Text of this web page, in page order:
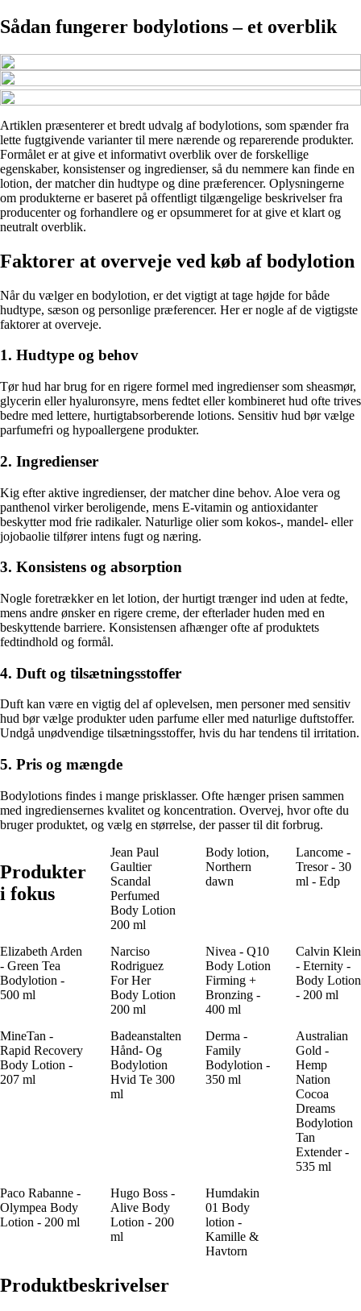
Sådan fungerer bodylotions – et overblik
Artiklen præsenterer et bredt udvalg af bodylotions, som spænder fra
lette fugtgivende varianter til mere nærende og reparerende produkter.
Formålet er at give et informativt overblik over de forskellige
egenskaber, konsistenser og ingredienser, så du nemmere kan finde en
lotion, der matcher din hudtype og dine præferencer. Oplysningerne
om produkterne er baseret på offentligt tilgængelige beskrivelser fra
producenter og forhandlere og er opsummeret for at give et klart og
neutralt overblik.
Faktorer at overveje ved køb af bodylotion
Når du vælger en bodylotion, er det vigtigt at tage højde for både
hudtype, sæson og personlige præferencer. Her er nogle af de vigtigste
faktorer at overveje.
1. Hudtype og behov
Tør hud har brug for en rigere formel med ingredienser som sheasmør,
glycerin eller hyaluronsyre, mens fedtet eller kombineret hud ofte trives
bedre med lettere, hurtigtabsorberende lotions. Sensitiv hud bør vælge
parfumefri og hypoallergene produkter.
2. Ingredienser
Kig efter aktive ingredienser, der matcher dine behov. Aloe vera og
panthenol virker beroligende, mens E-vitamin og antioxidanter
beskytter mod frie radikaler. Naturlige olier som kokos-, mandel- eller
jojobaolie tilfører intens fugt og næring.
3. Konsistens og absorption
Nogle foretrækker en let lotion, der hurtigt trænger ind uden at fedte,
mens andre ønsker en rigere creme, der efterlader huden med en
beskyttende barriere. Konsistensen afhænger ofte af produktets
fedtindhold og formål.
4. Duft og tilsætningsstoffer
Duft kan være en vigtig del af oplevelsen, men personer med sensitiv
hud bør vælge produkter uden parfume eller med naturlige duftstoffer.
Undgå unødvendige tilsætningsstoffer, hvis du har tendens til irritation.
5. Pris og mængde
Bodylotions findes i mange prisklasser. Ofte hænger prisen sammen
med ingrediensernes kvalitet og koncentration. Overvej, hvor ofte du
bruger produktet, og vælg en størrelse, der passer til dit forbrug.
Produkter
i fokus
Jean Paul
Gaultier
Scandal
Perfumed
Body Lotion
200 ml
Body lotion,
Northern
dawn
Lancome -
Tresor - 30
ml - Edp
Elizabeth Arden
- Green Tea
Bodylotion -
500 ml
Narciso
Rodriguez
For Her
Body Lotion
200 ml
Nivea - Q10
Body Lotion
Firming +
Bronzing -
400 ml
Calvin Klein
- Eternity -
Body Lotion
- 200 ml
MineTan -
Rapid Recovery
Body Lotion -
207 ml
Badeanstalten
Hånd- Og
Bodylotion
Hvid Te 300
ml
Derma -
Family
Bodylotion -
350 ml
Australian
Gold -
Hemp
Nation
Cocoa
Dreams
Bodylotion
Tan
Extender -
535 ml
Paco Rabanne -
Olympea Body
Lotion - 200 ml
Hugo Boss -
Alive Body
Lotion - 200
ml
Humdakin
01 Body
lotion -
Kamille &
Havtorn
Produktbeskrivelser